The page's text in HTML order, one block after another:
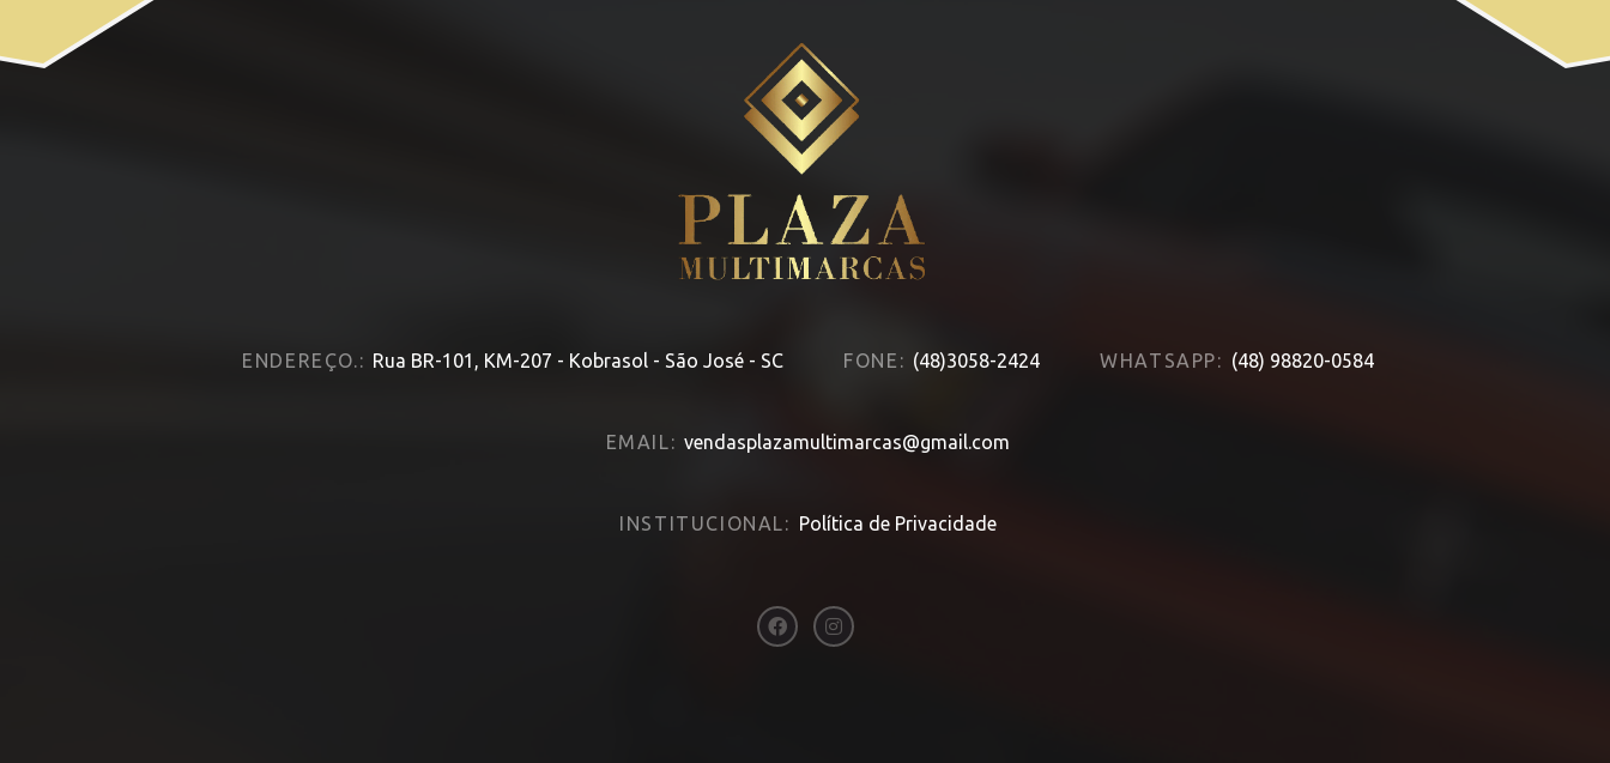
ENDEREÇO.: Rua BR-101, KM-207 - Kobrasol - São José - SC FONE: (48)3058-2424 WHATSAPP: (48) 98820-0584
EMAIL: vendasplazamultimarcas@gmail.com
INSTITUCIONAL: Política de Privacidade